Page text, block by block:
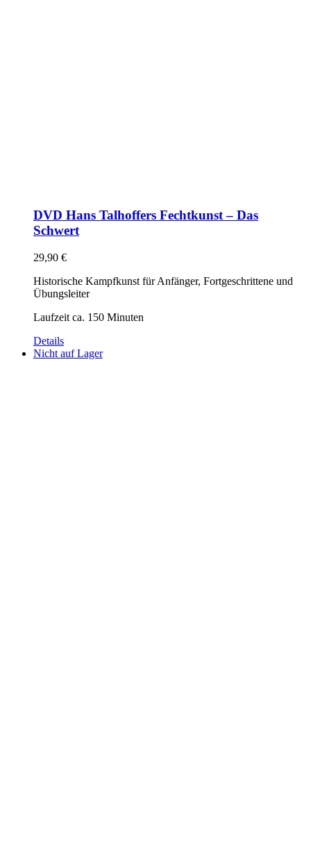
DVD Hans Talhoffers Fechtkunst – Das
Schwert
29,90 €
Historische Kampfkunst für Anfänger, Fortgeschrittene und
Übungsleiter
Laufzeit ca. 150 Minuten
Details
Nicht auf Lager